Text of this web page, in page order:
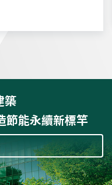
築
節能永續新標竿